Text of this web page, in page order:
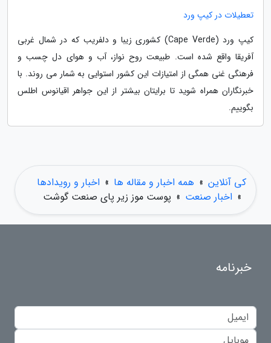
تعطیلات در کیپ ورد
کیپ ورد (Cape Verde) کشوری زیبا و دلفریب که در شمال غربی
آفریقا واقع شده است. طبیعت روح نواز، آب و هوای دل چسب و
فرهنگی غنی همگی از امتیازات این کشور استوایی به شمار می روند. با
خبرنگاران همراه شوید تا برایتان بیشتر از این جواهر اقیانوس اطلس
بگوییم.
کی آنلاین » همه اخبار و مقاله ها » اخبار و رویدادها
» اخبار صنعت » پوست موز زیر پای صنعت گوشت
خبرنامه